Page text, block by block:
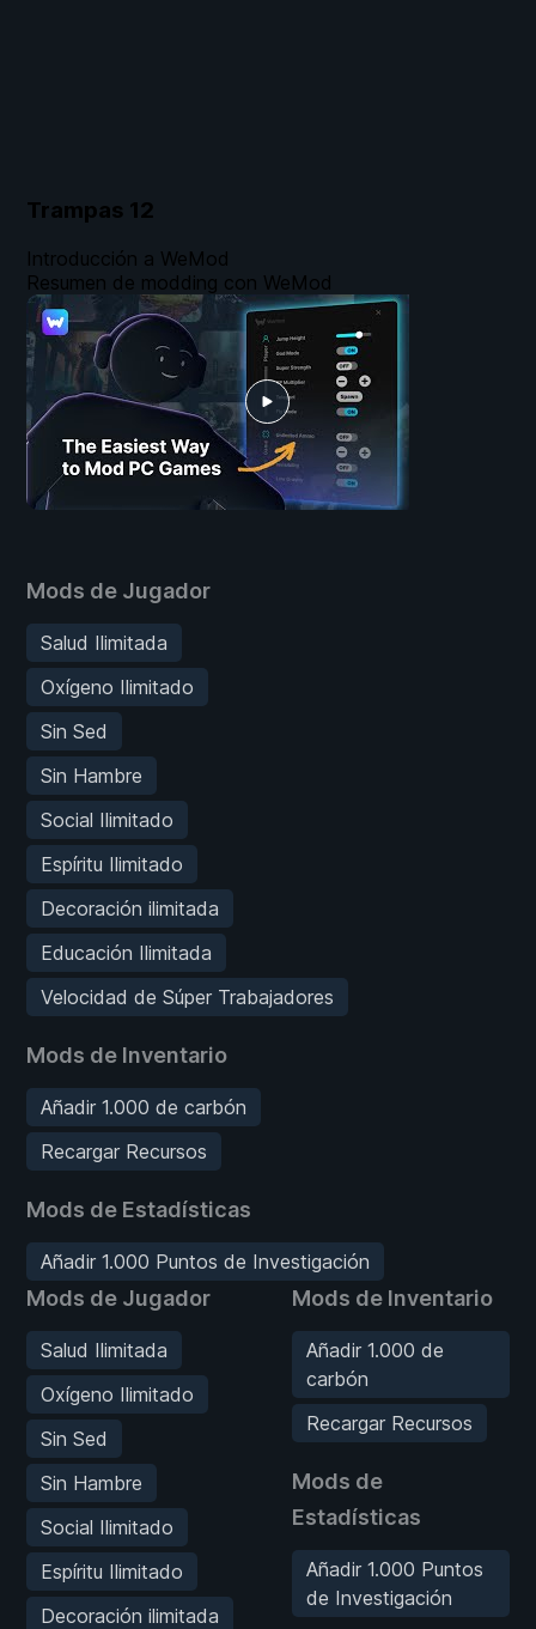
Trampas 12
Mods de Jugador
Salud Ilimitada
Oxígeno Ilimitado
Sin Sed
Sin Hambre
Social Ilimitado
Espíritu Ilimitado
Decoración ilimitada
Educación Ilimitada
Velocidad de Súper Trabajadores
Mods de Inventario
Añadir 1.000 de carbón
Recargar Recursos
Mods de Estadísticas
Añadir 1.000 Puntos de Investigación
Mods de Jugador
Salud Ilimitada
Oxígeno Ilimitado
Sin Sed
Sin Hambre
Social Ilimitado
Espíritu Ilimitado
Decoración ilimitada
Mods de Inventario
Añadir 1.000 de
carbón
Recargar Recursos
Mods de
Estadísticas
Añadir 1.000 Puntos
de Investigación
Introducción a WeMod
Resumen de modding con WeMod